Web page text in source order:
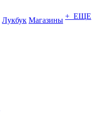
Лукбук Магазины + ЕЩЕ